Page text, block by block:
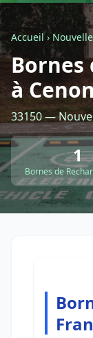
Accueil›
Bornes
à
33150 —
1
Bornes de